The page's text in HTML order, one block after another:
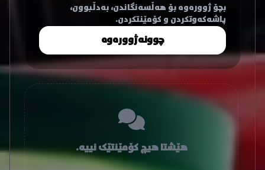
بچۆ ژوورەوە بۆ هەڵسەنگاندن، بەدڵبوون،
پاشەکەوتکردن و کۆمێنتکردن.
چوونەژوورەوە
هێشتا هیچ کۆمێنتێک نییە.